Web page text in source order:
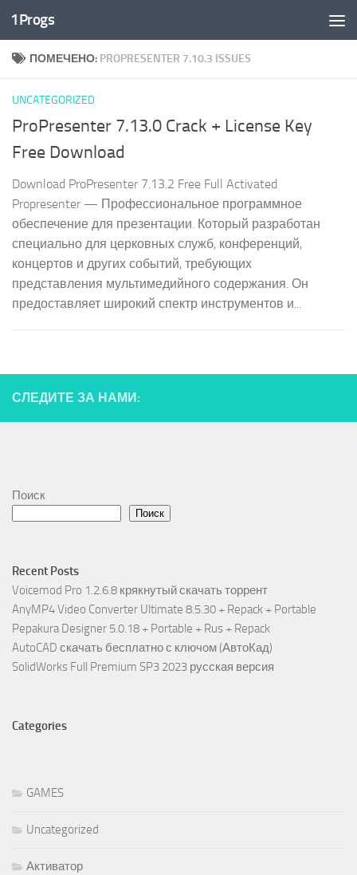
Перейти к содержимому
1Progs
ПОМЕЧЕНО: PROPRESENTER 7.10.3 ISSUES
UNCATEGORIZED
ProPresenter 7.13.0 Crack + License Key
Free Download
Download ProPresenter 7.13.2 Free Full Activated
Propresenter — Профессиональное программное
обеспечение для презентации. Который разработан
специально для церковных служб, конференций,
концертов и других событий, требующих
представления мультимедийного содержания. Он
предоставляет широкий спектр инструментов и...
СЛЕДИТЕ ЗА НАМИ:
Поиск
Поиск
Recent Posts
Voicemod Pro 1.2.6.8 крякнутый скачать торрент
AnyMP4 Video Converter Ultimate 8.5.30 + Repack + Portable
Pepakura Designer 5.0.18 + Portable + Rus + Repack
AutoCAD скачать бесплатно с ключом (АвтоКад)
SolidWorks Full Premium SP3 2023 русская версия
Categories
GAMES
Uncategorized
Активатор